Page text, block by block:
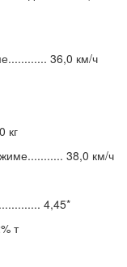
36,0 км/ч
кг
38,0 км/ч
4,45*
т